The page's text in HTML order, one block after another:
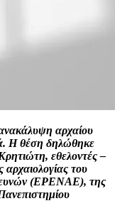
αρχαίου
Η θέση δηλώθηκε
εθελοντές –
αρχαιολογίας του
(EPENAE), της